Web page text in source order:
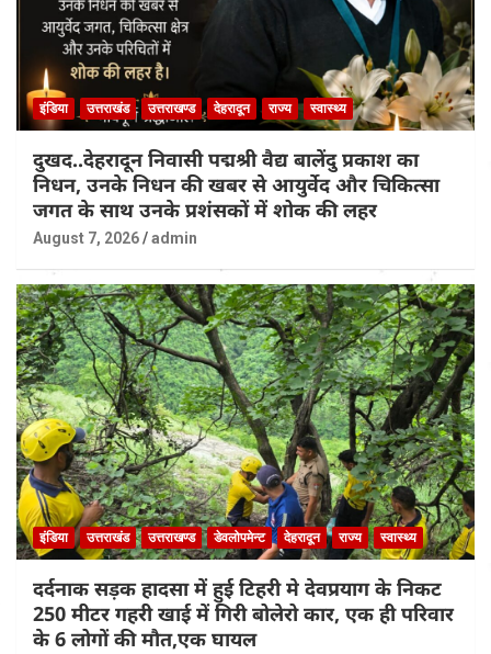
इंडिया उत्तराखंड उत्तराखण्ड देहरादून राज्य स्वास्थ्य
दुखद..देहरादून निवासी पद्मश्री वैद्य बालेंदु प्रकाश का
निधन, उनके निधन की खबर से आयुर्वेद और चिकित्सा
जगत के साथ उनके प्रशंसकों में शोक की लहर
August 7, 2026 admin
इंडिया उत्तराखंड उत्तराखण्ड डेवलोपमेन्ट देहरादून राज्य स्वास्थ्य
दर्दनाक सड़क हादसा में हुई टिहरी मे देवप्रयाग के निकट
250 मीटर गहरी खाई में गिरी बोलेरो कार, एक ही परिवार
के 6 लोगों की मौत,एक घायल